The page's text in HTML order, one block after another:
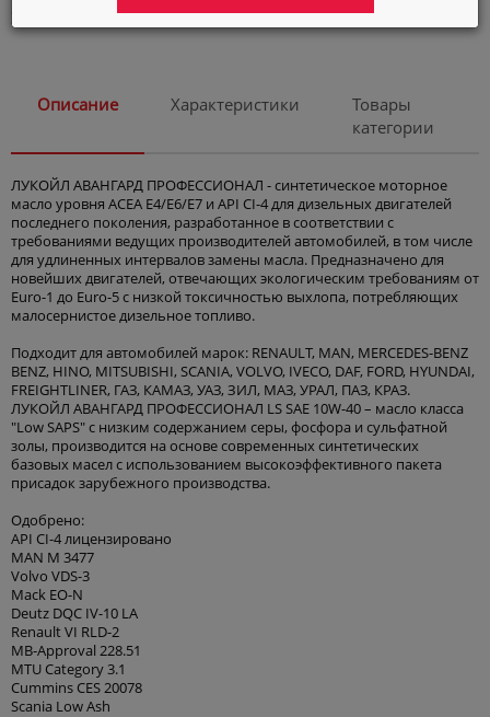
Автокосметика
Элемент не найден
Описание Характеристики
Товары
категории
ЛУКОЙЛ АВАНГАРД ПРОФЕССИОНАЛ - синтетическое моторное
масло уровня ACEA E4/E6/E7 и API CI-4 для дизельных двигателей
последнего поколения, разработанное в соответствии с
требованиями ведущих производителей автомобилей, в том числе
для удлиненных интервалов замены масла. Предназначено для
новейших двигателей, отвечающих экологическим требованиям от
Euro-1 до Euro-5 с низкой токсичностью выхлопа, потребляющих
малосернистое дизельное топливо.
Подходит для автомобилей марок: RENAULT, MAN, MERCEDES-BENZ
BENZ, HINO, MITSUBISHI, SCANIA, VOLVO, IVECO, DAF, FORD, HYUNDAI,
FREIGHTLINER, ГАЗ, КАМАЗ, УАЗ, ЗИЛ, МАЗ, УРАЛ, ПАЗ, КРАЗ.
ЛУКОЙЛ АВАНГАРД ПРОФЕССИОНАЛ LS SAE 10W-40 – масло класса
"Low SAPS" с низким содержанием серы, фосфора и сульфатной
золы, производится на основе современных синтетических
базовых масел с использованием высокоэффективного пакета
присадок зарубежного производства.
Одобрено:
API CI-4 лицензировано
MAN M 3477
Volvo VDS-3
Mack EO-N
Deutz DQC IV-10 LA
Renault VI RLD-2
MB-Approval 228.51
MTU Category 3.1
Cummins CES 20078
Scania Low Ash